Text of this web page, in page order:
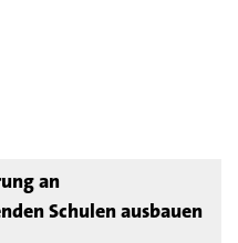
an
Schulen ausbauen